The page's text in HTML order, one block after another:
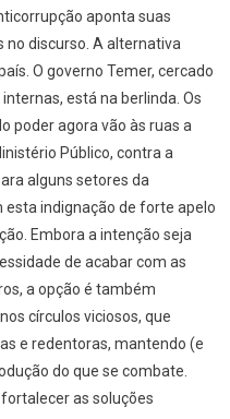
aponta suas
no discurso. A alternativa
O governo Temer, cercado
está na berlinda. Os
poder agora vão às ruas a
Público, contra a
alguns setores da
esta indignação de forte apelo
Embora a intenção seja
de acabar com as
a opção é também
círculos viciosos, que
e redentoras, mantendo (e
do que se combate.
as soluções